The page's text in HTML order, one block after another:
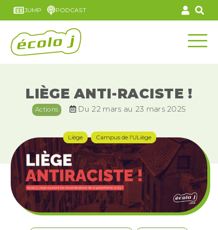
JUMP PODCAST
LIÈGE ANTI-RACISTE !
Actions Du 22 mars au 23 mars 2025
Liège Campus de l'ULiège